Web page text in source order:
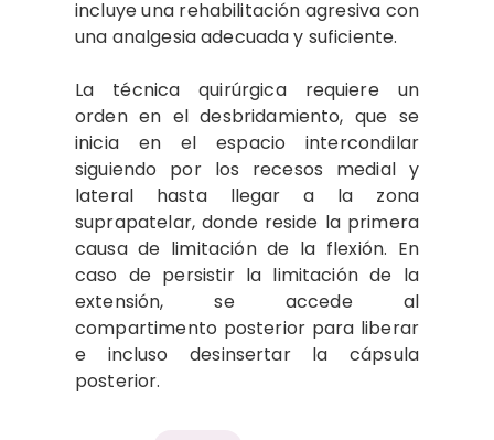
incluye una rehabilitación agresiva con
una analgesia adecuada y suficiente.
La técnica quirúrgica requiere un
orden en el desbridamiento, que se
inicia en el espacio intercondilar
siguiendo por los recesos medial y
lateral hasta llegar a la zona
suprapatelar, donde reside la primera
causa de limitación de la flexión. En
caso de persistir la limitación de la
extensión, se accede al
compartimento posterior para liberar
e incluso desinsertar la cápsula
posterior.